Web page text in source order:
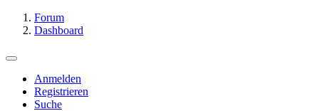
Forum
Dashboard
Anmelden
Registrieren
Suche